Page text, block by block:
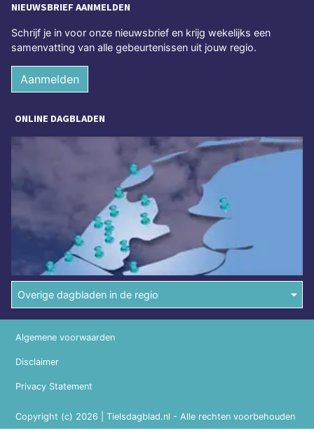
NIEUWSBRIEF AANMELDEN
Schrijf je in voor onze nieuwsbrief en krijg wekelijks een
samenvatting van alle gebeurtenissen uit jouw regio.
Aanmelden
ONLINE DAGBLADEN
Overige dagbladen in de regio
Copyright (c) 2026 | Tielsdagblad.nl - Alle rechten voorbehouden
Algemene voorwaarden
Disclaimer
Privacy Statement